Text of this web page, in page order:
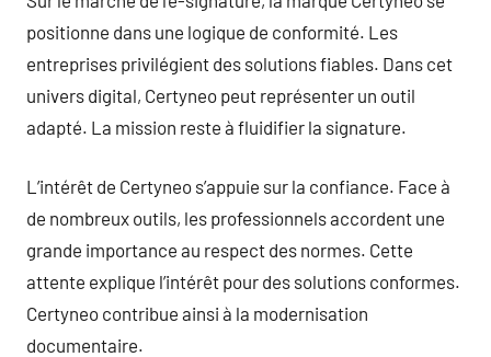
positionne dans une logique de conformité. Les
entreprises privilégient des solutions fiables. Dans cet
univers digital, Certyneo peut représenter un outil
adapté. La mission reste à fluidifier la signature.
L’intérêt de Certyneo s’appuie sur la confiance. Face à
de nombreux outils, les professionnels accordent une
grande importance au respect des normes. Cette
attente explique l’intérêt pour des solutions conformes.
Certyneo contribue ainsi à la modernisation
documentaire.